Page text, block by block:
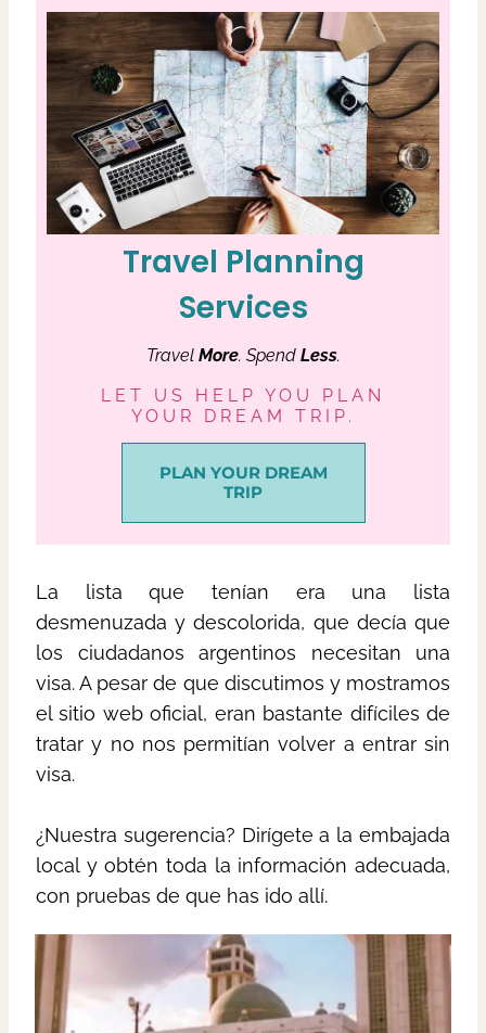
Travel Planning
Services
Travel More. Spend Less.
LET US HELP YOU PLAN
YOUR DREAM TRIP.
PLAN YOUR DREAM
TRIP
La lista que tenían era una lista
desmenuzada y descolorida, que decía que
los ciudadanos argentinos necesitan una
visa. A pesar de que discutimos y mostramos
el sitio web oficial, eran bastante difíciles de
tratar y no nos permitían volver a entrar sin
visa.
¿Nuestra sugerencia? Dirígete a la embajada
local y obtén toda la información adecuada,
con pruebas de que has ido allí.